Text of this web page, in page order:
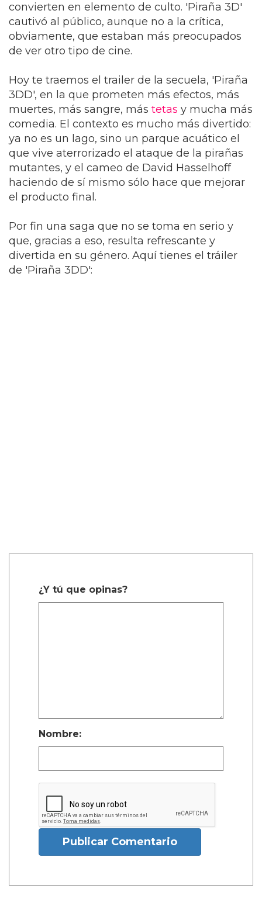
convierten en elemento de culto. 'Piraña 3D'
cautivó al público, aunque no a la crítica,
obviamente, que estaban más preocupados
de ver otro tipo de cine.
Hoy te traemos el trailer de la secuela, 'Piraña
3DD', en la que prometen más efectos, más
muertes, más sangre, más tetas y mucha más
comedia. El contexto es mucho más divertido:
ya no es un lago, sino un parque acuático el
que vive aterrorizado el ataque de la pirañas
mutantes, y el cameo de David Hasselhoff
haciendo de sí mismo sólo hace que mejorar
el producto final.
Por fin una saga que no se toma en serio y
que, gracias a eso, resulta refrescante y
divertida en su género. Aquí tienes el tráiler
de 'Piraña 3DD':
¿Y tú que opinas?
Nombre:
Publicar Comentario